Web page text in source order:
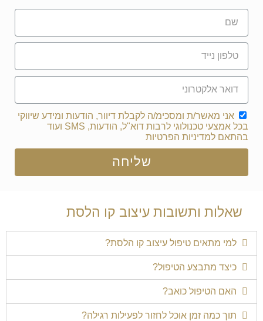
אני מאשר/ת ומסכימ/ה לקבלת דיוור, הודעות ומידע שיווקי
בכל אמצעי טכנולוגי לרבות דוא"ל, הודעות, SMS ועוד
בהתאם למדיניות הפרטיות
שליחה
שאלות ותשובות עיצוב קו הלסת
למי מתאים טיפול עיצוב קו הלסת?
כיצד מתבצע הטיפול?
האם הטיפול כואב?
תוך כמה זמן אוכל לחזור לפעילות רגילה?